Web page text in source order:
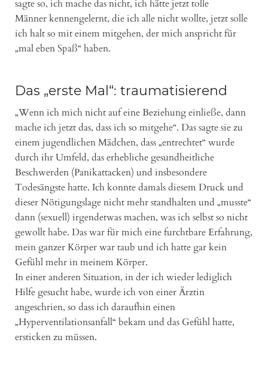
sagte so, ich mache das nicht, ich hätte jetzt tolle
Männer kennengelernt, die ich alle nicht wollte, jetzt solle
ich halt so mit einem mitgehen, der mich anspricht für
„mal eben Spaß“ haben.
Das „erste Mal“: traumatisierend
„Wenn ich mich nicht auf eine Beziehung einließe, dann
mache ich jetzt das, dass ich so mitgehe“. Das sagte sie zu
einem jugendlichen Mädchen, dass „entrechtet“ wurde
durch ihr Umfeld, das erhebliche gesundheitliche
Beschwerden (Panikattacken) und insbesondere
Todesängste hatte. Ich konnte damals diesem Druck und
dieser Nötigungslage nicht mehr standhalten und „musste“
dann (sexuell) irgendetwas machen, was ich selbst so nicht
gewollt habe. Das war für mich eine furchtbare Erfahrung,
mein ganzer Körper war taub und ich hatte gar kein
Gefühl mehr in meinem Körper.
In einer anderen Situation, in der ich wieder lediglich
Hilfe gesucht habe, wurde ich von einer Ärztin
angeschrien, so dass ich daraufhin einen
„Hyperventilationsanfall“ bekam und das Gefühl hatte,
ersticken zu müssen.